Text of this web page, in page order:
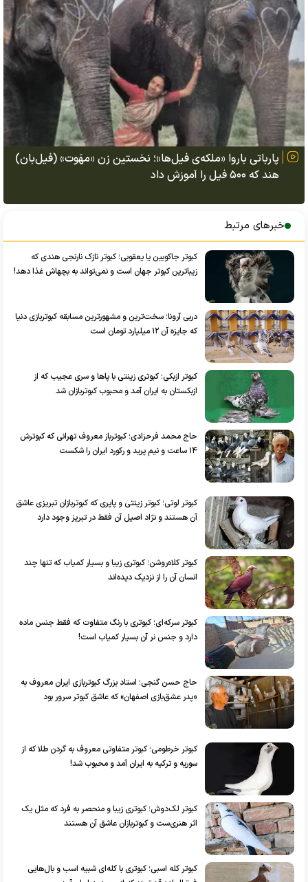
پارباتی باروا «ملکه‌ی فیل‌ها»؛ نخستین زن «مهَوت» (فیل‌بان)
هند که ۵۰۰ فیل را آموزش داد
خبرهای مرتبط
کبوتر جاکوبین یا یعقوبی؛ کبوتر نازک نارنجی هندی که
زیباترین کبوتر جهان است و نمی‌تواند به بچه‎اش غذا دهد!
دربی آرونا؛ سخت‌ترین و مشهورترین مسابقه کبوتربازی دنیا
که جایزه آن ۱۲ میلیارد تومان است
کبوتر ازبکی؛ کبوتری زینتی با پاها و سری عجیب که از
ازبکستان به ایران آمد و محبوب کبوتربازان شد
حاج محمد فرحزادی؛ کبوترباز معروف تهرانی که کبوترش
۱۴ ساعت و نیم پرید و رکورد ایران را شکست
کبوتر لوتی؛ کبوتر زینتی و پاپری که کبوتربازان تبریزی عاشق
آن هستند و نژاد اصیل آن فقط در تبریز وجود دارد
کبوتر کلاه‌روشن؛ کبوتری زیبا و بسیار کمیاب که تنها چند
انسان آن را از نزدیک دیده‌اند
کبوتر سرکه‌ای؛ کبوتری با رنگ متفاوت که فقط جنس ماده
دارد و جنس نر آن بسیار کمیاب است!
حاج حسن گنجی؛ استاد بزرگ کبوتربازی ایران معروف به
«پدر عشق‌بازی اصفهان» که عاشق کبوتر سرور بود
کبوتر خرطومی؛ کبوتر متفاوتی معروف به گردن طلا که از
سوریه و ترکیه به ایران آمد و محبوب شد!
کبوتر لک‌دوش؛ کبوتری زیبا و منحصر به فرد که مثل یک
اثر هنری‌ست و کبوتربازان عاشق آن هستند
کبوتر کله اسبی؛ کبوتری با کله‌ای شبیه اسب و بال‌هایی